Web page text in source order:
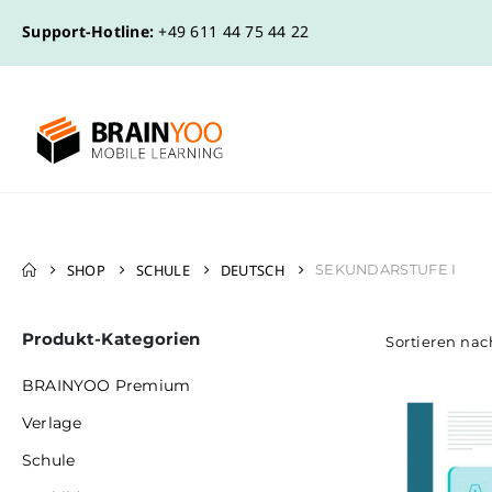
Support-Hotline: +49 611 44 75 44 22
SHOP SCHULE DEUTSCH SEKUNDARSTUFE I
Sortieren
Produkt-Kategorien
BRAINYOO Premium
Verlage
Schule